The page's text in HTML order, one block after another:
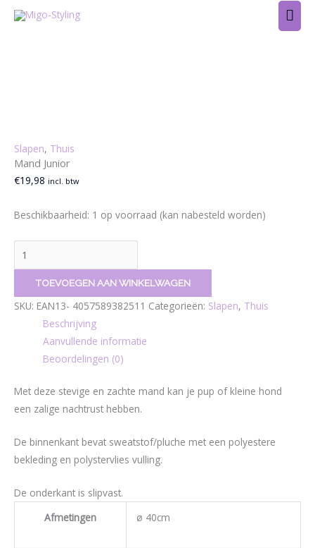
naar
Slapen, Thuis
Mand Junior
€19,98 incl. btw
Beschikbaarheid: 1 op voorraad (kan nabesteld worden)
TOEVOEGEN AAN WINKELWAGEN
SKU: EAN13- 4057589382511 Categorieën: Slapen, Thuis
Beschrijving
Aanvullende informatie
Beoordelingen (0)
Met deze stevige en zachte mand kan je pup of kleine hond
een zalige nachtrust hebben.
De binnenkant bevat sweatstof/pluche met een polyestere
bekleding en polystervlies vulling.
De onderkant is slipvast.
Afmetingen
ø 40cm